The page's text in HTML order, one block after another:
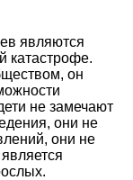
являются
катастрофе.
он
не замечают
они не
они не